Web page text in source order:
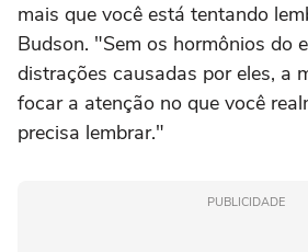
mais que você está tentando
Budson. "Sem os hormônios do
distrações causadas por eles, a
focar a atenção no que você
precisa lembrar."
PUBLICIDADE